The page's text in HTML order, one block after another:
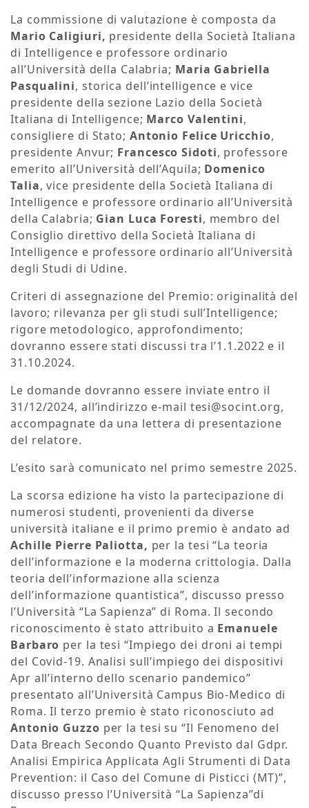
La commissione di valutazione è composta da
Mario Caligiuri, presidente della Società Italiana
di Intelligence e professore ordinario
all’Università della Calabria; Maria Gabriella
Pasqualini, storica dell’intelligence e vice
presidente della sezione Lazio della Società
Italiana di Intelligence; Marco Valentini,
consigliere di Stato; Antonio Felice Uricchio,
presidente Anvur; Francesco Sidoti, professore
emerito all’Università dell’Aquila; Domenico
Talia, vice presidente della Società Italiana di
Intelligence e professore ordinario all’Università
della Calabria; Gian Luca Foresti, membro del
Consiglio direttivo della Società Italiana di
Intelligence e professore ordinario all’Università
degli Studi di Udine.
Criteri di assegnazione del Premio: originalità del
lavoro; rilevanza per gli studi sull’Intelligence;
rigore metodologico, approfondimento;
dovranno essere stati discussi tra l’1.1.2022 e il
31.10.2024.
Le domande dovranno essere inviate entro il
31/12/2024, all’indirizzo e-mail tesi@socint.org,
accompagnate da una lettera di presentazione
del relatore.
L’esito sarà comunicato nel primo semestre 2025.
La scorsa edizione ha visto la partecipazione di
numerosi studenti, provenienti da diverse
università italiane e il primo premio è andato ad
Achille Pierre Paliotta, per la tesi “La teoria
dell’informazione e la moderna crittologia. Dalla
teoria dell’informazione alla scienza
dell’informazione quantistica”, discusso presso
l’Università “La Sapienza” di Roma. Il secondo
riconoscimento è stato attribuito a Emanuele
Barbaro per la tesi “Impiego dei droni ai tempi
del Covid-19. Analisi sull’impiego dei dispositivi
Apr all’interno dello scenario pandemico”
presentato all’Università Campus Bio-Medico di
Roma. Il terzo premio è stato riconosciuto ad
Antonio Guzzo per la tesi su “Il Fenomeno del
Data Breach Secondo Quanto Previsto dal Gdpr.
Analisi Empirica Applicata Agli Strumenti di Data
Prevention: il Caso del Comune di Pisticci (MT)”,
discusso presso l’Università “La Sapienza”di